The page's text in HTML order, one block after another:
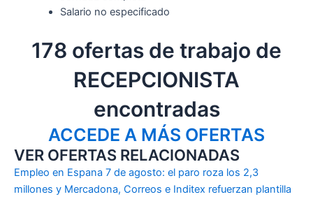
Salario no especificado
178 ofertas de trabajo de
RECEPCIONISTA
encontradas
ACCEDE A MÁS OFERTAS
VER OFERTAS RELACIONADAS
Empleo en Espana 7 de agosto: el paro roza los 2,3
millones y Mercadona, Correos e Inditex refuerzan plantilla